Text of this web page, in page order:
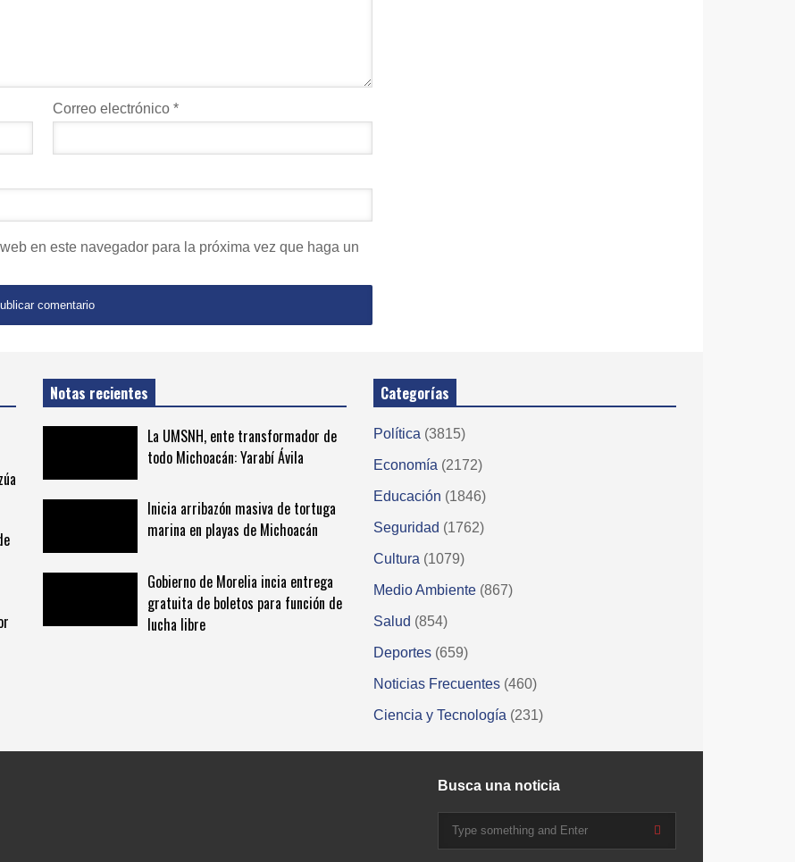
Correo electrónico*
en este navegador para la próxima vez que haga un
Notas recientes
La UMSNH, ente transformador de
todo Michoacán: Yarabí Ávila
Inicia arribazón masiva de tortuga
marina en playas de Michoacán
Gobierno de Morelia incia entrega
gratuita de boletos para función de
lucha libre
Categorías
Política (3815)
Economía (2172)
Educación (1846)
Seguridad (1762)
Cultura (1079)
Medio Ambiente (867)
Salud (854)
Deportes (659)
Noticias Frecuentes (460)
Ciencia y Tecnología (231)
Busca una noticia